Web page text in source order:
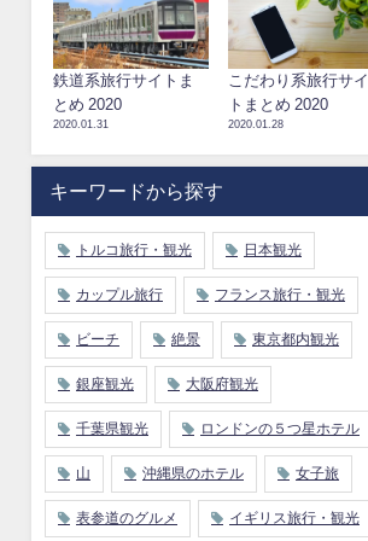
鉄道系旅行サイトま
とめ 2020
2020.01.31
こだわり系旅行サイ
トまとめ 2020
2020.01.28
キーワードから探す
トルコ旅行・観光 日本観光
カップル旅行 フランス旅行・観光
ビーチ 絶景 東京都内観光
銀座観光 大阪府観光
千葉県観光 ロンドンの５つ星ホテル
山 沖縄県のホテル 女子旅
表参道のグルメ イギリス旅行・観光